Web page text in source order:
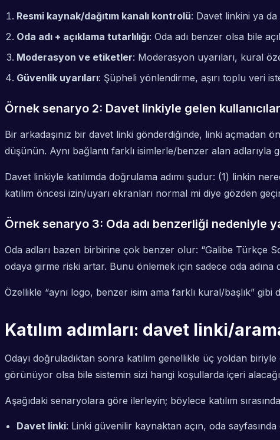
Resmi kaynak/dağıtım kanalı kontrolü: Davet linkini ya da
Oda adı + açıklama tutarlılığı: Oda adı benzer olsa bile
Moderasyon ve etiketler: Moderasyon uyarıları, kural
Güvenlik uyarıları: Şüpheli yönlendirme, aşırı toplu veri
Örnek senaryo 2: Davet linkiyle gelen
Bir arkadaşınız bir davet linki gönderdiğinde, linki açmadan
düşünün. Aynı bağlantı farklı isimlerle/benzer alan adlarıyla
Davet linkiyle katılımda doğrulama adımı şudur: (1) linkin
katılım öncesi izin/uyarı ekranları normal mi diye gözden
Örnek senaryo 3: Oda adı benzerliği nedeniyle
Oda adları bazen birbirine çok benzer olur: “Galibe Türkçe
odaya girme riski artar. Bunu önlemek için sadece oda adına
Özellikle “aynı logo, benzer isim ama farklı kural/başlık”
Katılım adımları: davet linki/
Odayı doğruladıktan sonra katılım genellikle üç yoldan
görünüyor olsa bile sistemin sizi hangi koşullarda içeri
Aşağıdaki senaryolara göre ilerleyin; böylece katılım
Davet linki: Linki güvenilir kaynaktan açın, oda